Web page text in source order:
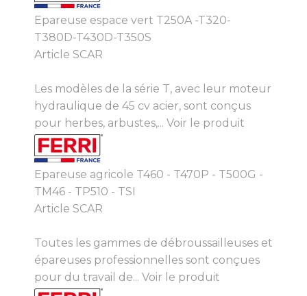
Epareuse espace vert T250A -T320-
T380D-T430D-T350S
Article SCAR
Les modèles de la série T, avec leur moteur
hydraulique de 45 cv acier, sont conçus
pour herbes, arbustes,... Voir le produit
Epareuse agricole T460 - T470P - T500G -
TM46 - TP510 - TSI
Article SCAR
Toutes les gammes de débroussailleuses et
épareuses professionnelles sont conçues
pour du travail de... Voir le produit